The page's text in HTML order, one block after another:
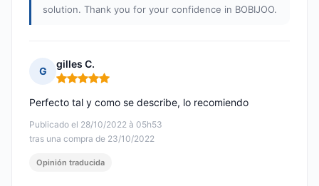
solution. Thank you for your confidence in BOBIJOO.
G
gilles C.
Nota: 5 de 5
Publicado el 28/10/2022 à 05h53
tras una compra de 23/10/2022
Perfecto tal y como se describe, lo recomiendo
Opinión traducida